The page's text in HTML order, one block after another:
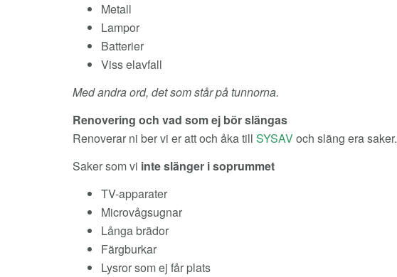
Metall
Lampor
Batterier
Viss elavfall
Med andra ord, det som står på tunnorna.
Renovering och vad som ej bör slängas
Renoverar ni ber vi er att och åka till SYSAVoch släng era saker.
Saker som vi inte slänger i soprummet
TV-apparater
Microvågsugnar
Långa brädor
Färgburkar
Lysror som ej får plats